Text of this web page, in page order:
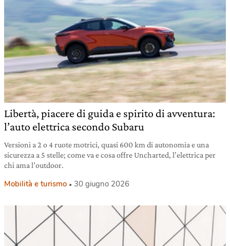
Libertà, piacere di guida e spirito di avventura:
l’auto elettrica secondo Subaru
Versioni a 2 o 4 ruote motrici, quasi 600 km di autonomia e una
sicurezza a 5 stelle; come va e cosa offre Uncharted, l’elettrica per
chi ama l’outdoor.
Mobilità e turismo 30 giugno 2026